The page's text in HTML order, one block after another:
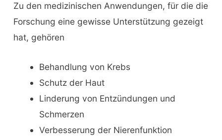
Zu den medizinischen Anwendungen, für die die
Forschung eine gewisse Unterstützung gezeigt
hat, gehören
Behandlung von Krebs
Schutz der Haut
Linderung von Entzündungen und
Schmerzen
Verbesserung der Nierenfunktion